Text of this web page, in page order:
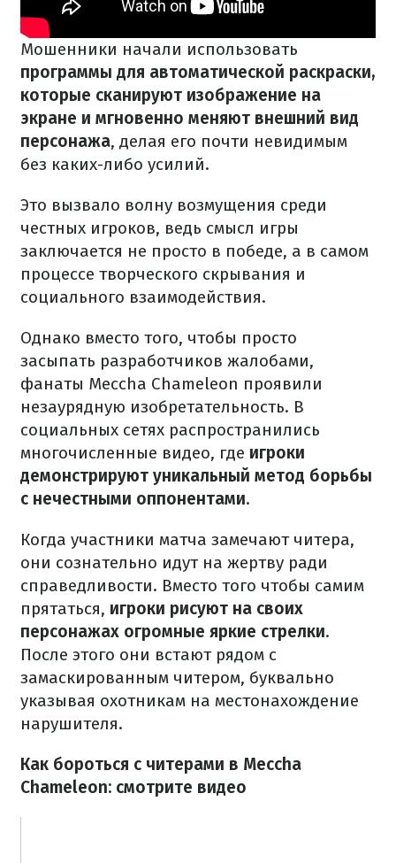
Мошенники начали использовать
программы для автоматической раскраски,
которые сканируют изображение на
экране и мгновенно меняют внешний вид
персонажа, делая его почти невидимым
без каких-либо усилий.
Это вызвало волну возмущения среди
честных игроков, ведь смысл игры
заключается не просто в победе, а в самом
процессе творческого скрывания и
социального взаимодействия.
Однако вместо того, чтобы просто
засыпать разработчиков жалобами,
фанаты Meccha Chameleon проявили
незаурядную изобретательность. В
социальных сетях распространились
многочисленные видео, где игроки
демонстрируют уникальный метод борьбы
с нечестными оппонентами.
Когда участники матча замечают читера,
они сознательно идут на жертву ради
справедливости. Вместо того чтобы самим
прятаться, игроки рисуют на своих
персонажах огромные яркие стрелки.
После этого они встают рядом с
замаскированным читером, буквально
указывая охотникам на местонахождение
нарушителя.
Как бороться с читерами в Meccha
Chameleon: смотрите видео